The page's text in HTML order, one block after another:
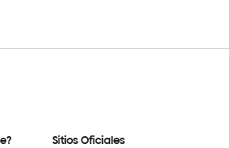
Sitios Oficiales